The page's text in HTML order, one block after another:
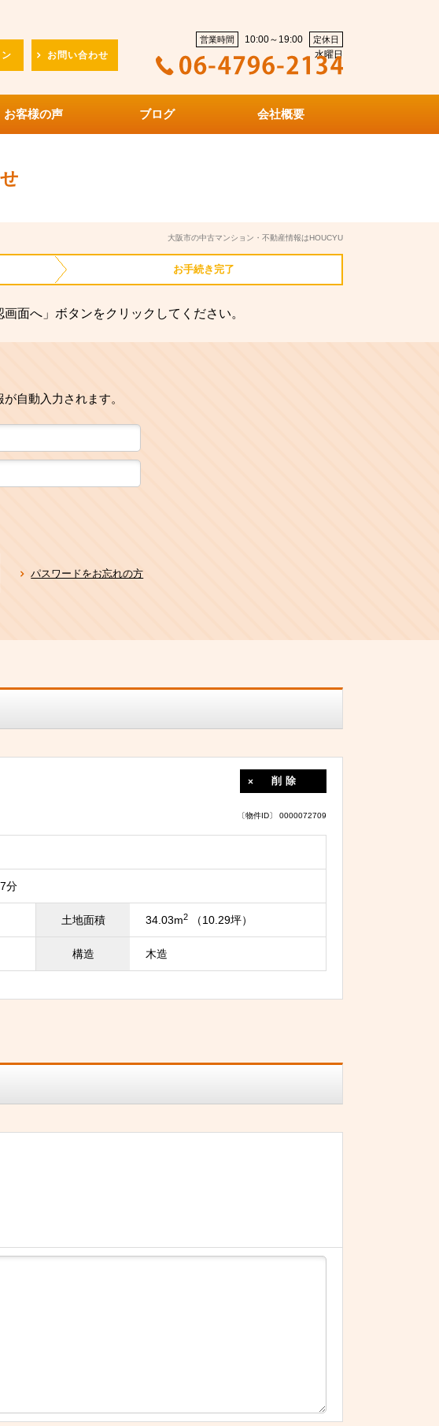
お問い合わせ
営業時間 10:00～19:00 定休日
水曜日
お客様の声 ブログ 会社概要
大阪市の中古マンション・不動産情報はHOUCYU
お手続き完了
面へ」ボタンをクリックしてください。
自動入力されます。
パスワードをお忘れの方
削除
〔物件ID〕 0000072709
分
土地面積 34.03m2 （10.29坪）
構造 木造